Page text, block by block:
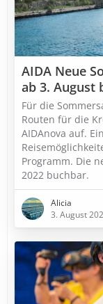
AIDA Neue
ab 3. August
Für die
Routen für die
AIDAnova auf.
Programm. Die
2022 buchbar.
Alicia
3. August